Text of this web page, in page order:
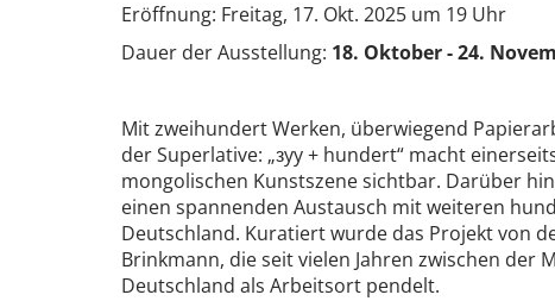
Eröffnung: Freitag, 17. Okt. 2025 um 19 Uhr
Dauer der Ausstellung: 18. Oktober - 24.
Mit zweihundert Werken, überwiegend
der Superlative: „зyy + hundert“ macht
mongolischen Kunstszene sichtbar. Darüber
einen spannenden Austausch mit weiteren
Deutschland. Kuratiert wurde das Projekt von
Brinkmann, die seit vielen Jahren zwischen der
Deutschland als Arbeitsort pendelt.